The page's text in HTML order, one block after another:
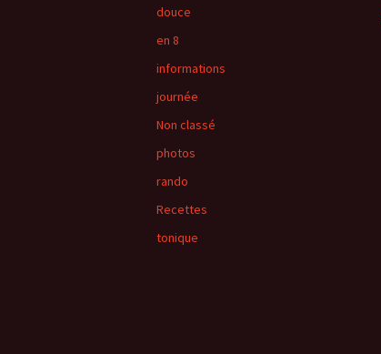
douce
en 8
informations
journée
Non classé
photos
rando
Recettes
tonique